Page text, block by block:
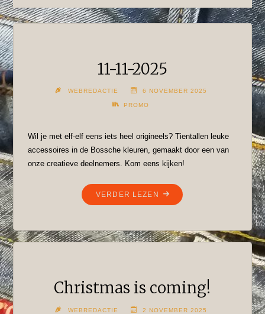
11-11-2025
WEBREDACTIE 6 NOVEMBER 2025
PROMO
Wil je met elf-elf eens iets heel origineels? Tientallen leuke
accessoires in de Bossche kleuren, gemaakt door een van
onze creatieve deelnemers. Kom eens kijken!
VERDER LEZEN
"11-
11-
Christmas is coming!
WEBREDACTIE 2 NOVEMBER 2025